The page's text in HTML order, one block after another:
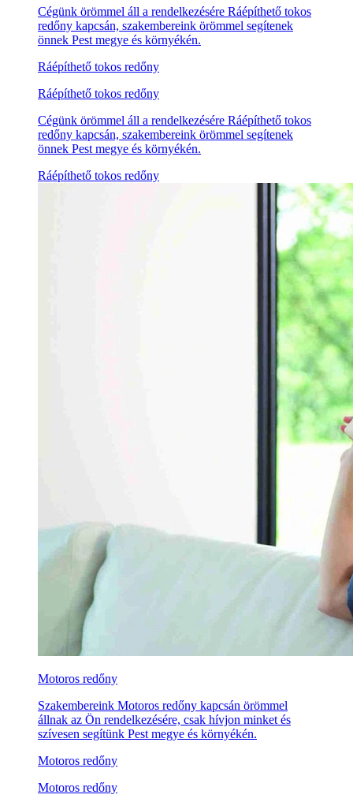
Cégünk örömmel áll a rendelkezésére Ráépíthető tokos
redőny kapcsán, szakembereink örömmel segítenek
önnek Pest megye és környékén.
Ráépíthető tokos redőny
Ráépíthető tokos redőny
Cégünk örömmel áll a rendelkezésére Ráépíthető tokos
redőny kapcsán, szakembereink örömmel segítenek
önnek Pest megye és környékén.
Ráépíthető tokos redőny
Motoros redőny
Szakembereink Motoros redőny kapcsán örömmel
állnak az Ön rendelkezésére, csak hívjon minket és
szívesen segítünk Pest megye és környékén.
Motoros redőny
Motoros redőny